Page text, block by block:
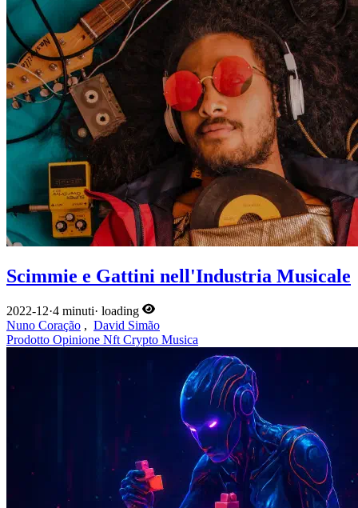
Scimmie e Gattini nell'Industria Musicale
2022-12·4 minuti· loading
Nuno Coração , David Simão
Prodotto Opinione NftCrypto Musica